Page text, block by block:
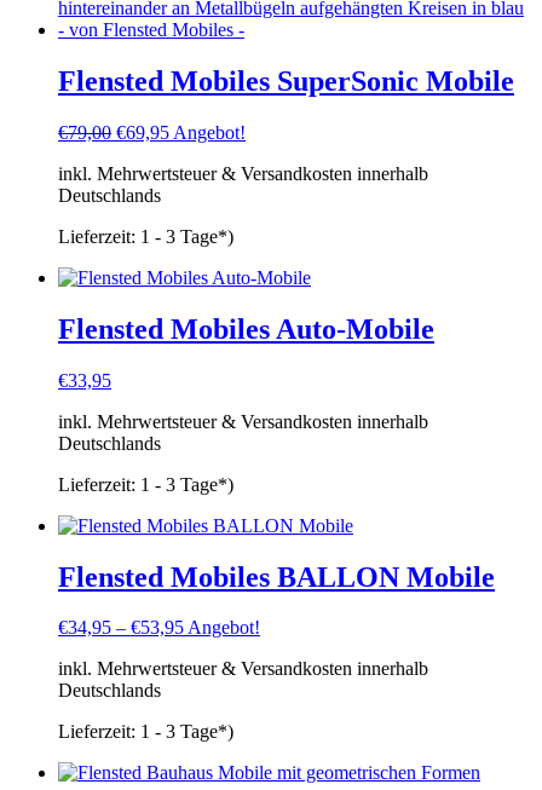
Flensted Mobiles SuperSonic Mobile
€79,00 Ursprünglicher
war:
€79,00
€69,95Aktueller
ist:
Angebot!
inkl. Mehrwertsteuer & Versandkosten innerhalb
Deutschlands
Lieferzeit: 1 - 3 Tage*)
Flensted Mobiles Auto-Mobile
€33,95
inkl. Mehrwertsteuer & Versandkosten innerhalb
Deutschlands
Lieferzeit: 1 - 3 Tage*)
Flensted Mobiles BALLON Mobile
€34,95 – €53,95Angebot!
inkl. Mehrwertsteuer & Versandkosten innerhalb
Deutschlands
Lieferzeit: 1 - 3 Tage*)